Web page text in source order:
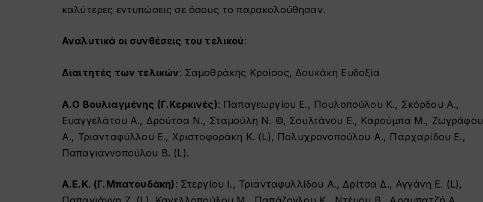
καλύτερες εντυπώσεις σε όσους το παρακολούθησαν.
Αναλυτικά οι συνθέσεις του τελικού:
Διαιτητές των τελικών: Σαμοθράκης Κροίσος, Δουκάκη Ευδοξία
Α.Ο Βουλιαγμένης (Γ.Κερκινές): Παπαγεωργίου Ε., Πουλοπούλου Κ., Σκόρδου Α.,
Ευαγγελάτου Α., Δρούτσα Ν., Σταμούλη Ν. ©, Σουλτάνου Ε., Καρούμπα Μ., Ζωγράφου
Α., Τριανταφύλλου Ε., Χριστοφοράκη Κ. (L), Πολυχρονοπούλου Α., Παρχαρίδου Ε.,
Παπαγιαννοπούλου Β. (L).
A.E.K. (Γ.Μπατουδάκη): Στεργίου Ι., Τριανταφυλλίδου Α., Δρίτσα Δ., Αγγάνη Ε. (L),